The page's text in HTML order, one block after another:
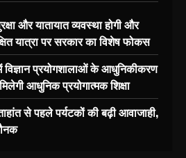
और यातायात व्यवस्था होगी और
यात्रा पर सरकार का विशेष फोकस
विज्ञान प्रयोगशालाओं के आधुनिकीकरण
मिलेगी आधुनिक प्रयोगात्मक शिक्षा
से पहले पर्यटकों की बढ़ी आवाजाही,